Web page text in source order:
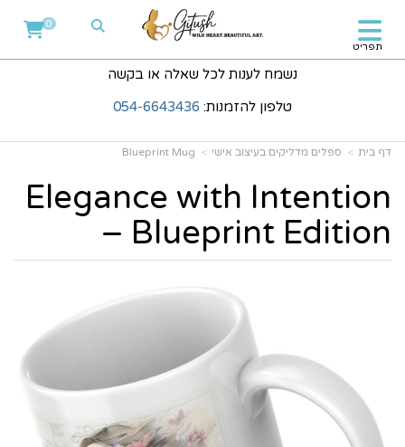
נשמח לענות לכל שאלה או בקשה
טלפון להזמנות: 054-6643436
תפריט
0
דף בית ספלים מדליקים בעיצוב אישי Blueprint Mug
Elegance with Intention
– Blueprint Edition